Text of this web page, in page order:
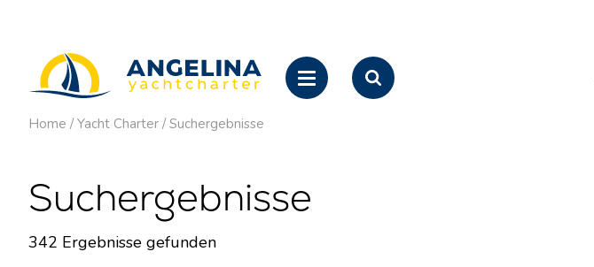
Home / Yacht Charter / Suchergebnisse
Suchergebnisse
342 Ergebnisse gefunden